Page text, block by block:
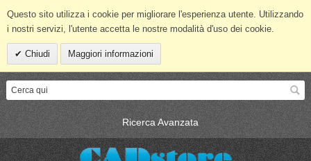
Questo sito utilizza i cookie per migliorare l'esperienza utente. Utilizzando
i nostri servizi, l'utente accetta le nostre modalità d'uso dei cookie.
Chiudi Maggiori informazioni
Ricerca Avanzata